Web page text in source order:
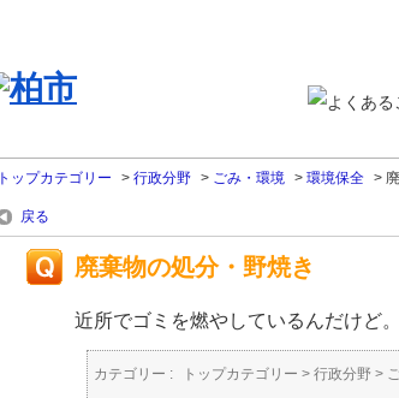
トップカテゴリー > 行政分野 > ごみ・環境 > 環境保全 >
戻る
廃棄物の処分・野焼き
近所でゴミを燃やしているんだけど。
カテゴリー : トップカテゴリー > 行政分野 >